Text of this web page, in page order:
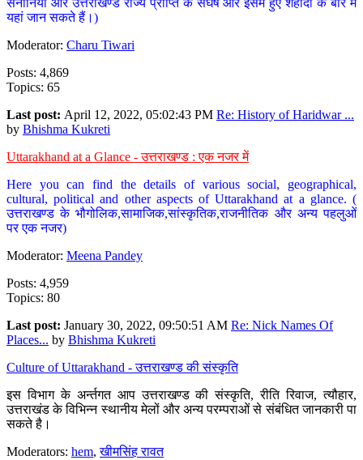
सेनानियों और उत्तराखण्ड राज्य प्राप्ति के संघर्ष और इसमें हुए शहीदों के बारे में
यहां जान सकते हैं।)
Moderator: Charu Tiwari
Posts: 4,869
Topics: 65
Last post: April 12, 2022, 05:02:43 PM Re: History of Haridwar ...
by Bhishma Kukreti
Uttarakhand at a Glance - उत्तराखण्ड : एक नजर में
Here you can find the details of various social, geographical,
cultural, political and other aspects of Uttarakhand at a glance. (
उत्तराखण्ड के भौगोलिक,सामाजिक,सांस्कृतिक,राजनीतिक और अन्य पहलुओं
पर एक नजर)
Moderator: Meena Pandey
Posts: 4,959
Topics: 80
Last post: January 30, 2022, 09:50:51 AM Re: Nick Names Of
Places... by Bhishma Kukreti
Culture of Uttarakhand - उत्तराखण्ड की संस्कृति
इस विभाग के अर्न्तगत आप उत्तराखण्ड की संस्कृति, रीति रिवाज, त्यौहार,
उत्तराखंड के विभिन्न स्थानीय मेलों और अन्य परम्पराओं से संबंधित जानकारी पा
सकते है।
Moderators: hem,खीमसिंह रावत